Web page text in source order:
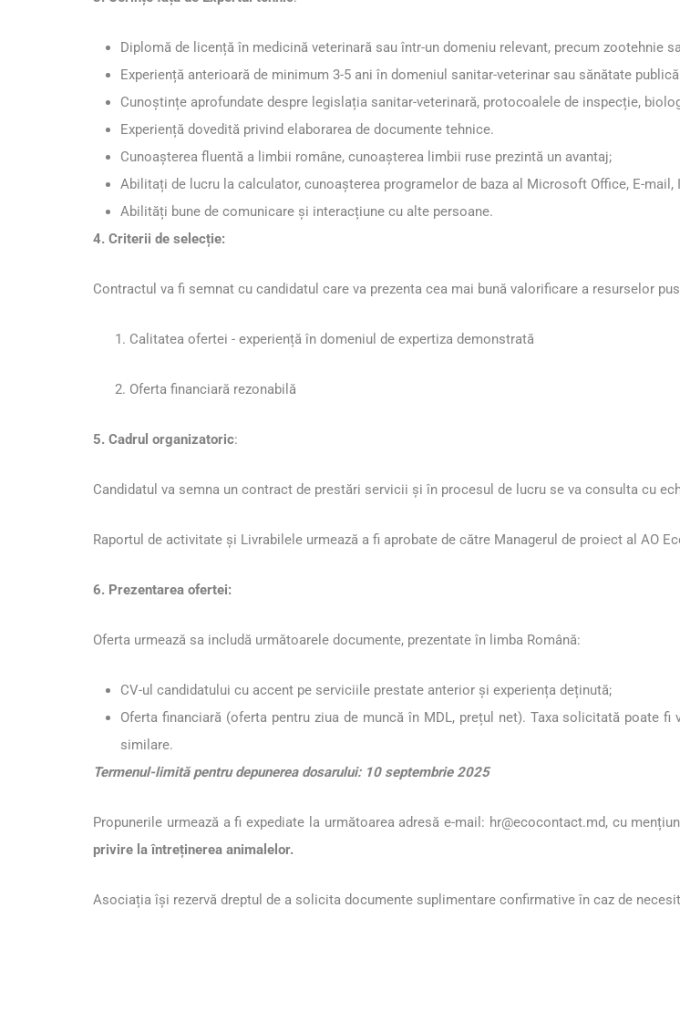
Diplomă de licență în medicină veterinară sau într-un domeniu relevant, precum zootehnie
Experiență anterioară de minimum 3-5 ani în domeniul sanitar-veterinar sau sănătate publică
Cunoștințe aprofundate despre legislația sanitar-veterinară, protocoalele de inspecție,
Experiență dovedită privind elaborarea de documente tehnice.
Cunoașterea fluentă a limbii române, cunoașterea limbii ruse prezintă un avantaj;
Abilitați de lucru la calculator, cunoașterea programelor de baza al Microsoft Office, E-mail,
Abilități bune de comunicare și interacțiune cu alte persoane.
4. Criterii de selecție:
Contractul va fi semnat cu candidatul care va prezenta cea mai bună valorificare a resurselor
Calitatea ofertei - experiență în domeniul de expertiza demonstrată
Oferta financiară rezonabilă
5. Cadrul organizatoric:
Candidatul va semna un contract de prestări servicii și în procesul de lucru se va consulta cu
Raportul de activitate și Livrabilele urmează a fi aprobate de către Managerul de proiect al AO
6. Prezentarea ofertei:
Oferta urmează sa includă următoarele documente, prezentate în limba Română:
CV-ul candidatului cu accent pe serviciile prestate anterior și experiența deținută;
Oferta financiară (oferta pentru ziua de muncă în MDL, prețul net). Taxa solicitată poate fi
similare.
Termenul-limită pentru depunerea dosarului: 10 septembrie 2025
Propunerile urmează a fi expediate la următoarea adresă e-mail: hr@ecocontact.md, cu
privire la întreținerea animalelor.
Asociația își rezervă dreptul de a solicita documente suplimentare confirmative în caz de